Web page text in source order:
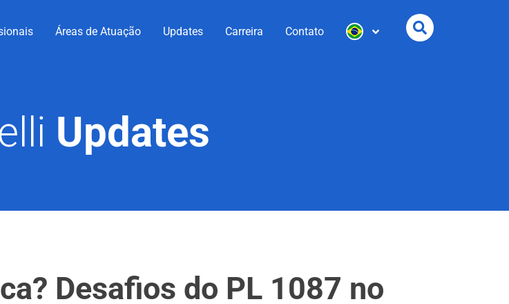
Áreas de Atuação Updates Carreira Contato
Updates
Desafios do PL 1087 no